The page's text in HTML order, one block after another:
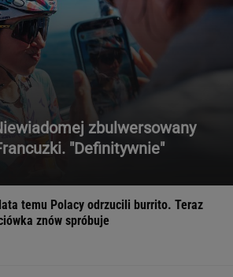
zbulwersowany
"Definitywnie"
temu Polacy odrzucili burrito. Teraz
znów spróbuje